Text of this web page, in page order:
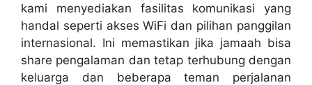
kami menyediakan fasilitas komunikasi yang
handal seperti akses WiFi dan pilihan panggilan
internasional. Ini memastikan jika jamaah bisa
share pengalaman dan tetap terhubung dengan
keluarga dan beberapa teman perjalanan